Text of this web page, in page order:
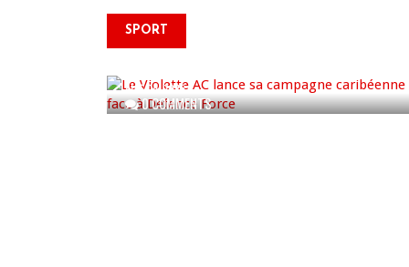
SPORT
0 COMMENTS
Le Violette AC lance sa
campagne caribéenne face à
AUG 04, 2026